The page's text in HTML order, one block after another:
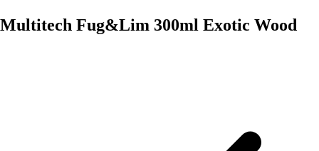
Multitech Fug&Lim 300ml Exotic Wood